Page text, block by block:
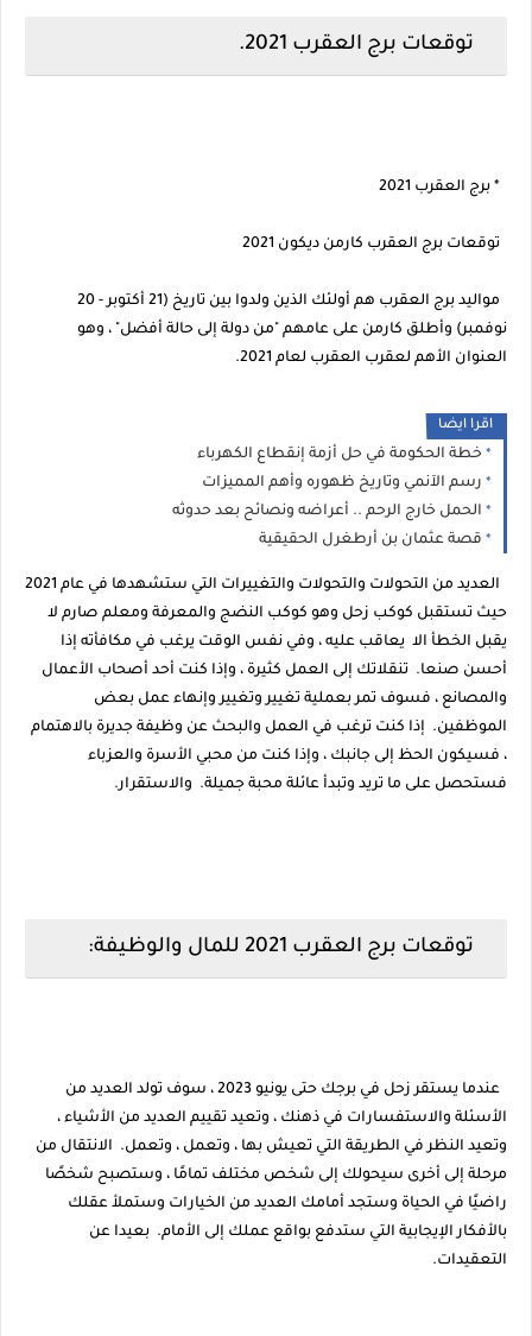
توقعات برج العقرب 2021.
* برج العقرب 2021
توقعات برج العقرب كارمن ديكون 2021
مواليد برج العقرب هم أولئك الذين ولدوا بين تاريخ (21 أكتوبر - 20
نوفمبر) وأطلق كارمن على عامهم "من دولة إلى حالة أفضل" ، وهو
العنوان الأهم لعقرب العقرب لعام 2021.
اقرا ايضا
خطة الحكومة في حل أزمة إنقطاع الكهرباء
رسم الآنمي وتاريخ ظهوره وأهم المميزات
الحمل خارج الرحم .. أعراضه ونصائح بعد حدوثه
قصة عثمان بن أرطغرل الحقيقية
العديد من التحولات والتحولات والتغييرات التي ستشهدها في عام 2021
حيث تستقبل كوكب زحل وهو كوكب النضج والمعرفة ومعلم صارم لا
يقبل الخطأ الا يعاقب عليه ، وفي نفس الوقت يرغب في مكافأته إذا
أحسن صنعا. تنقلاتك إلى العمل كثيرة ، وإذا كنت أحد أصحاب الأعمال
والمصانع ، فسوف تمر بعملية تغيير وتغيير وإنهاء عمل بعض
الموظفين. إذا كنت ترغب في العمل والبحث عن وظيفة جديرة بالاهتمام
، فسيكون الحظ إلى جانبك ، وإذا كنت من محبي الأسرة والعزباء
فستحصل على ما تريد وتبدأ عائلة محبة جميلة. والاستقرار.
توقعات برج العقرب 2021 للمال والوظيفة:
عندما يستقر زحل في برجك حتى يونيو 2023 ، سوف تولد العديد من
الأسئلة والاستفسارات في ذهنك ، وتعيد تقييم العديد من الأشياء ،
وتعيد النظر في الطريقة التي تعيش بها ، وتعمل ، وتعمل. الانتقال من
مرحلة إلى أخرى سيحولك إلى شخص مختلف تمامًا ، وستصبح شخصًا
راضيًا في الحياة وستجد أمامك العديد من الخيارات وستملأ عقلك
بالأفكار الإيجابية التي ستدفع بواقع عملك إلى الأمام. بعيدا عن
التعقيدات.